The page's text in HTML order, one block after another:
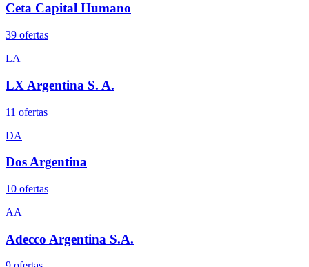
Ceta Capital Humano
39 ofertas
LA
LX Argentina S. A.
11 ofertas
DA
Dos Argentina
10 ofertas
AA
Adecco Argentina S.A.